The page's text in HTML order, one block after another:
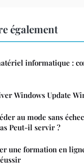
également
informatique :
Windows Update
au mode sans
Peut-il servir ?
une formation en